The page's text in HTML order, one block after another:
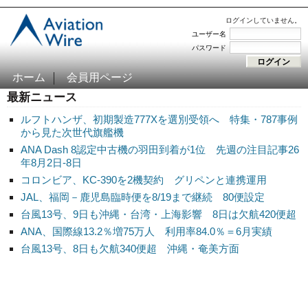
ログインしていません。
ユーザー名
パスワード
ホーム 会員用ページ
最新ニュース
ルフトハンザ、初期製造777Xを選別受領へ 特集・787事例
から見た次世代旗艦機
ANA Dash 8認定中古機の羽田到着が1位 先週の注目記事26
年8月2日-8日
コロンビア、KC-390を2機契約 グリペンと連携運用
JAL、福岡－鹿児島臨時便を8/19まで継続 80便設定
台風13号、9日も沖縄・台湾・上海影響 8日は欠航420便超
ANA、国際線13.2％増75万人 利用率84.0％＝6月実績
台風13号、8日も欠航340便超 沖縄・奄美方面